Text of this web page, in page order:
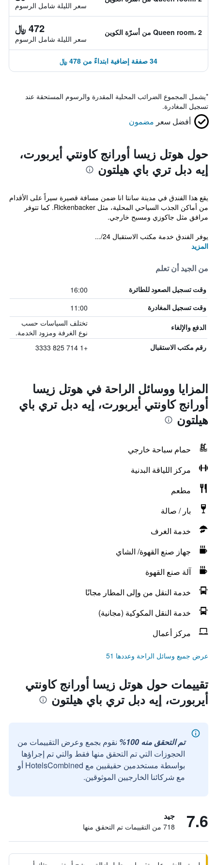
سعر الليلة شامل الرسوم
Queen room، 2 من أسرّة الكوين 472 ﷼
سعر الليلة شامل الرسوم
34 صفقة إضافية ابتداءً من 478 ﷼
*يشمل المجموع الضرائب المحلية المقدرة والرسوم المستحقة عند
تسجيل المغادرة.
أفضل سعر مضمون
حول هوتل زيسا أورانج كاونتي أيربورت،
إيه دبل تري باي هيلتون
يقع هذا الفندق في مدينة سانتا انا ضمن مسافة قصيرة سيراً على الأقدام
من أماكن الجذب السياحي المحلية، مثل Rickenbacker. كما تتوفر
مرافق مثل جاكوزي ومسبح خارجي.
يوفر الفندق خدمة مكتب الاستقبال 24/...
المزيد
من الجيد أن تعلم
وقت تسجيل الصعود للطائرة 16:00
وقت تسجيل المغادرة 11:00
الدفع والإلغاء
تختلف السياسات حسب
نوع الغرفة ومزود الخدمة.
رقم مكتب الاستقبال +1 714 825 3333
المزايا ووسائل الراحة في هوتل زيسا
أورانج كاونتي أيربورت، إيه دبل تري باي
هيلتون
حمام سباحة خارجي
مركز اللياقة البدنية
مطعم
بار / صالة
خدمة الغرف
جهاز صنع القهوة/ الشاي
آلة صنع القهوة
خدمة النقل من وإلى المطار مجانًا
خدمة النقل المكوكية (مجانية)
مركز أعمال
عرض جميع وسائل الراحة وعددها 51
تقييمات حول هوتل زيسا أورانج كاونتي
أيربورت، إيه دبل تري باي هيلتون
تم التحقق منه 100%
نقوم بجمع وعرض التقييمات من
الحجوزات التي تم التحقق منها فقط والتي تم إجراؤها
بواسطة مستخدمين حقيقيين مع HotelsCombined أو
مع شركائنا الخارجيين الموثوقين.
7.6 جيد
718 من التقييمات تم التحقق منها